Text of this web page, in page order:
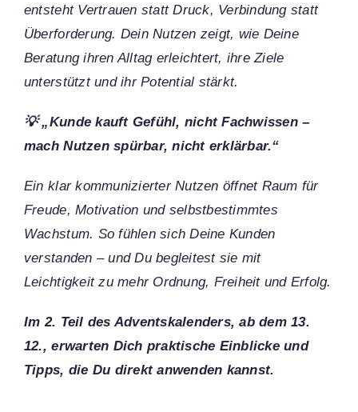
entsteht Vertrauen statt Druck, Verbindung statt
Überforderung. Dein Nutzen zeigt, wie Deine
Beratung ihren Alltag erleichtert, ihre Ziele
unterstützt und ihr Potential stärkt.
💡 „Kunde kauft Gefühl, nicht Fachwissen –
mach Nutzen spürbar, nicht erklärbar.“
Ein klar kommunizierter Nutzen öffnet Raum für
Freude, Motivation und selbstbestimmtes
Wachstum. So fühlen sich Deine Kunden
verstanden – und Du begleitest sie mit
Leichtigkeit zu mehr Ordnung, Freiheit und Erfolg.
Im 2. Teil des Adventskalenders, ab dem 13.
12., erwarten Dich praktische Einblicke und
Tipps, die Du direkt anwenden kannst.